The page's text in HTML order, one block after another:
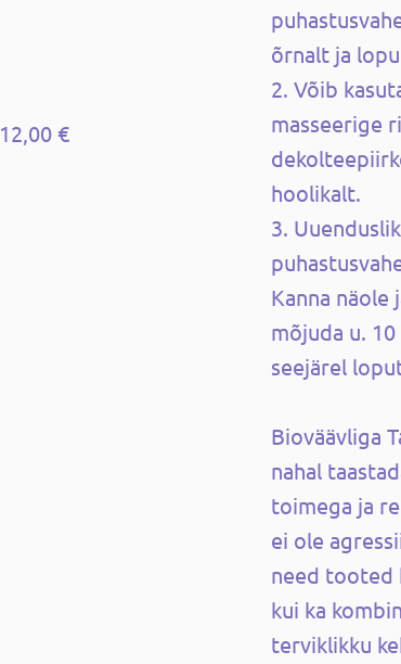
12,00 €
õrnalt ja
2. Võib
masseerige
hoolikalt.
3.
Kanna näole
mõjuda u.
seejärel
Bioväävliga
nahal
toimega ja
ei ole
need tooted
kui ka
terviklikku